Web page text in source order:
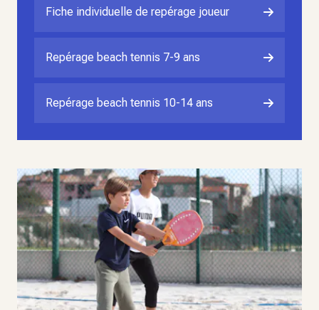
Fiche individuelle de repérage joueur
Repérage beach tennis 7-9 ans
Repérage beach tennis 10-14 ans